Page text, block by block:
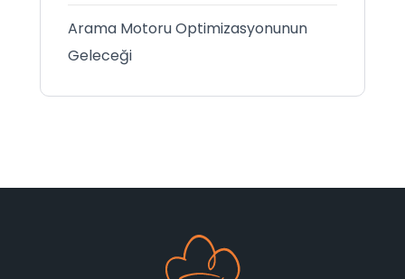
Arama Motoru Optimizasyonunun
Geleceği